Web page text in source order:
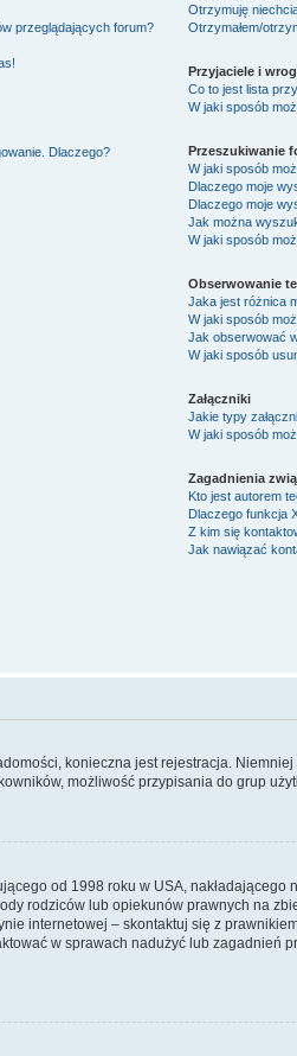
przeglądających forum?
Dlaczego?
Otrzymuję
Otrzymałem/
Przyjaciele i
Co to jest lista
W jaki sposób
Przeszukiwanie
W jaki sposób
Dlaczego moje
Dlaczego moje
Jak można
W jaki sposób
Obserwowanie
Jaka jest różnica
W jaki sposób
Jak obserwować
W jaki sposób
Załączniki
Jakie typy
W jaki sposób
Zagadnienia
Kto jest autorem
Dlaczego funkcja
Z kim się
Jak nawiązać
konieczna jest rejestracja.
możliwość przypisania do grup
od 1998 roku w USA,
rodziców lub opiekunów prawnych na
internetowej – skontaktuj się z
w sprawach nadużyć lub zagadnień